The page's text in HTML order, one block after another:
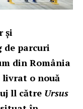
și
de parcuri
din România
livrat o nouă
ll către Ursus